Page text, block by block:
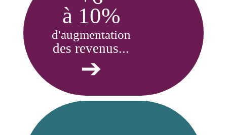
à 10%
d'augmentation
des revenus...
➔